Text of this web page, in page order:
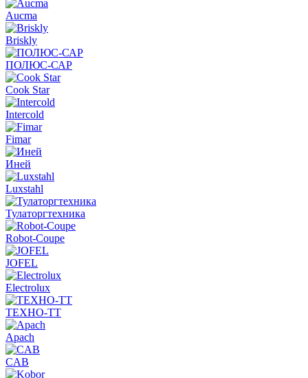
Aucma
Briskly
ПОЛЮС-САР
Cook Star
Intercold
Fimar
Иней
Luxstahl
Тулаторгтехника
Robot-Coupe
JOFEL
Electrolux
ТЕХНО-ТТ
Apach
CAB